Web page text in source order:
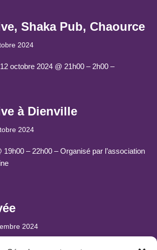
Shaka Pub, Chaource
2024
octobre 2024 @ 21h00 – 2h00 –
à Dienville
2024
19h00 – 22h00 – Organisé par l’association
2024
19h00 – 22h00 – Anniversaire 50 ans,